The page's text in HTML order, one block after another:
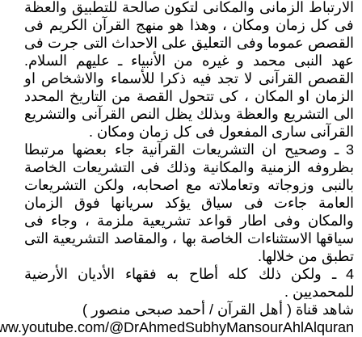
الارتباط الزمانى والمكانى لتكون صالحة للتطبيق والعظة
فى كل زمان ومكان ، وهذا هو منهج القرآن الكريم فى
القصص عموما وفى التعليق على الاحداث التى جرت فى
عهد النبى محمد و غيره من الأنبياء ـ عليهم السلام.
القصص القرآنى لا تجد فيه ذكرا للأسماء والاشخاص او
الزمان او المكان ، كى تتحول القصة من التاريخ المحدد
الى التشريع والعظة وبذلك يظل النص القرآنى والتشريع
القرآنى سارى المفعول فى كل زمان ومكان .
3 ـ وصحيح ان التشريعات القرآنية جاء بعضها مرتبطا
بظروفه الزمنية والمكانية وذلك فى التشريعات الخاصة
بالنبى وزوجاته وتعاملاته مع اصحابه، ولكن التشريعات
العامة جاءت فى سياق يؤكد سريانها فوق الزمان
والمكان وفى اطار قواعد تشريعية ملزمة ، وجاء فى
سياقها الاستثناءات الخاصة بها ، والمقاصد التشريعية التى
تطبق من خلالها.
4 ـ ولكن ذلك كله أطاح به فقهاء الأديان الأرضية
للمحمديين .
شاهد قناة ( أهل القرآن / أحمد صبحى منصور )
@DrAhmedSubhyMansourAhlAlquran